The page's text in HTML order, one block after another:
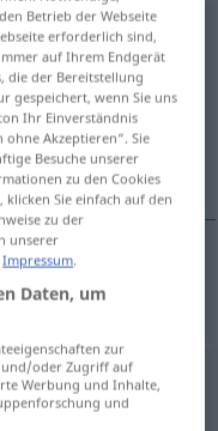
antippen)
Betrieb der Webseite
erforderlich sind,
auf Ihrem Endgerät
die der Bereitstellung
gespeichert, wenn Sie uns
Ihr Einverständnis
ohne Akzeptieren“. Sie
Besuche unserer
zu den Cookies
Sie einfach auf den
zu der
unserer
Impressum.
Daten, um
zur
oder Zugriff auf
Werbung und Inhalte,
und